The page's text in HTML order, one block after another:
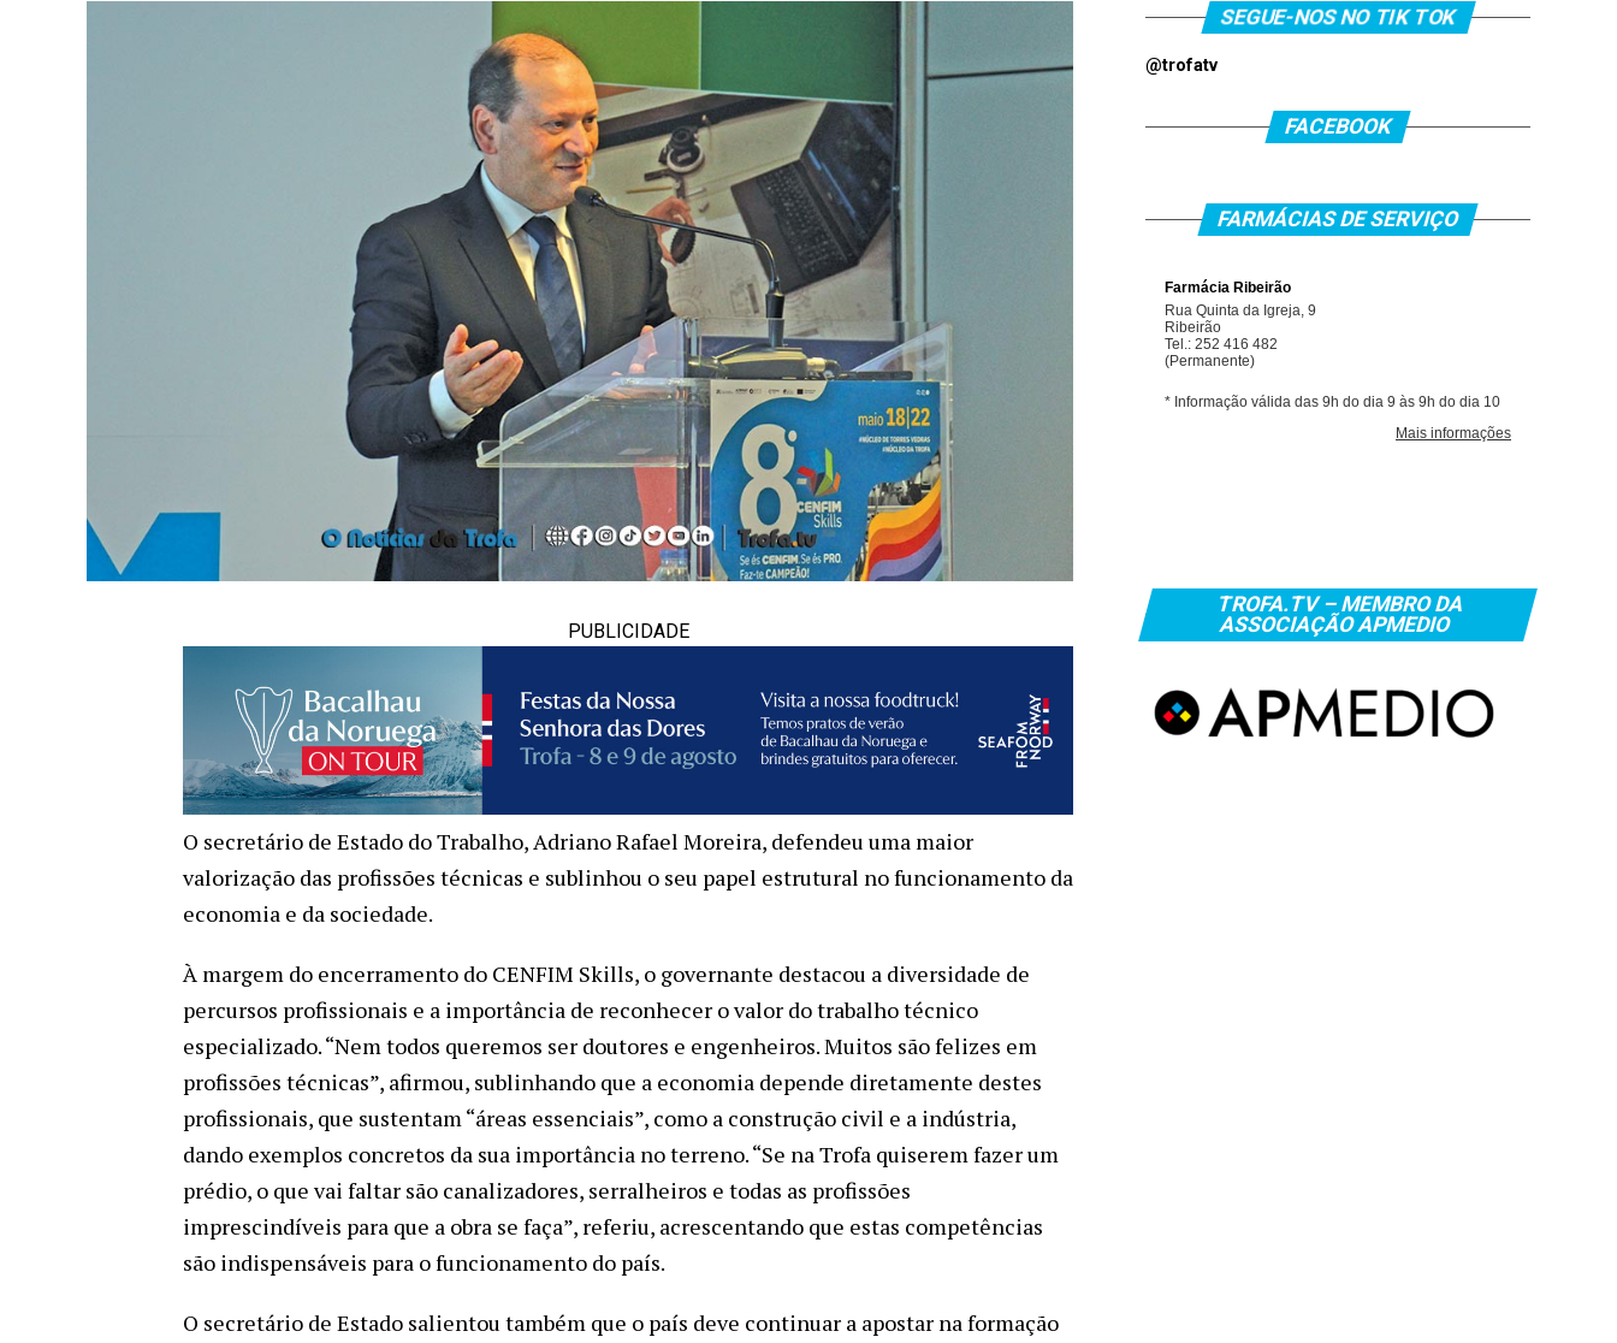
PUBLICIDADE
O secretário de Estado do Trabalho, Adriano Rafael Moreira, defendeu uma maior
valorização das profissões técnicas e sublinhou o seu papel estrutural no funcionamento da
economia e da sociedade.
À margem do encerramento do CENFIM Skills, o governante destacou a diversidade de
percursos profissionais e a importância de reconhecer o valor do trabalho técnico
especializado. “Nem todos queremos ser doutores e engenheiros. Muitos são felizes em
profissões técnicas”, afirmou, sublinhando que a economia depende diretamente destes
profissionais, que sustentam “áreas essenciais”, como a construção civil e a indústria,
dando exemplos concretos da sua importância no terreno. “Se na Trofa quiserem fazer um
prédio, o que vai faltar são canalizadores, serralheiros e todas as profissões
imprescindíveis para que a obra se faça”, referiu, acrescentando que estas competências
são indispensáveis para o funcionamento do país.
O secretário de Estado salientou também que o país deve continuar a apostar na formação
SEGUE-NOS NO TIK TOK
@trofatv
FACEBOOK
FARMÁCIAS DE SERVIÇO
TROFA.TV – MEMBRO DA
ASSOCIAÇÃO APMEDIO